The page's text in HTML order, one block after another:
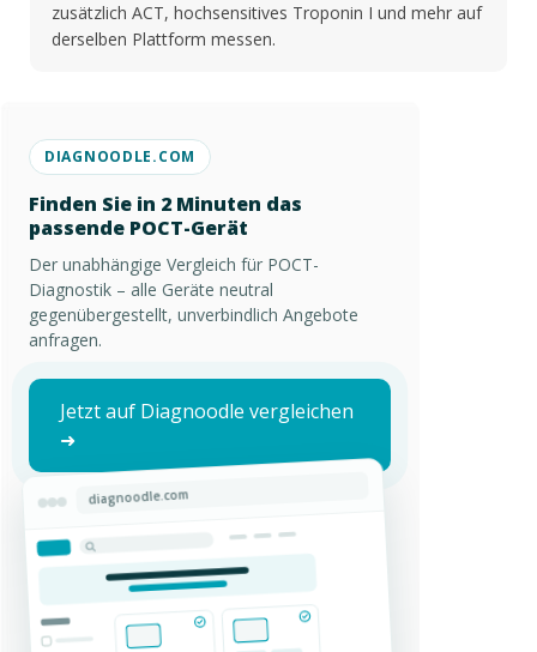
zusätzlich ACT, hochsensitives Troponin I und mehr auf
derselben Plattform messen.
DIAGNOODLE.COM
Finden Sie in 2 Minuten das
passende POCT-Gerät
Der unabhängige Vergleich für POCT-
Diagnostik – alle Geräte neutral
gegenübergestellt, unverbindlich Angebote
anfragen.
Jetzt auf Diagnoodle vergleichen
➜
diagnoodle.com